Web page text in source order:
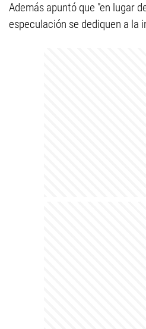
Además apuntó que "en lugar
especulación se dediquen a la